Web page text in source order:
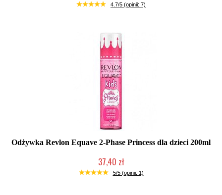
Duża ilość (wysyłka w 24h)
4.7/5 (opinii: 7)
Odżywka Revlon Equave 2-Phase Princess dla dzieci 200ml
37,40 zł
Duża ilość (wysyłka w 24h)
5/5 (opinii: 1)